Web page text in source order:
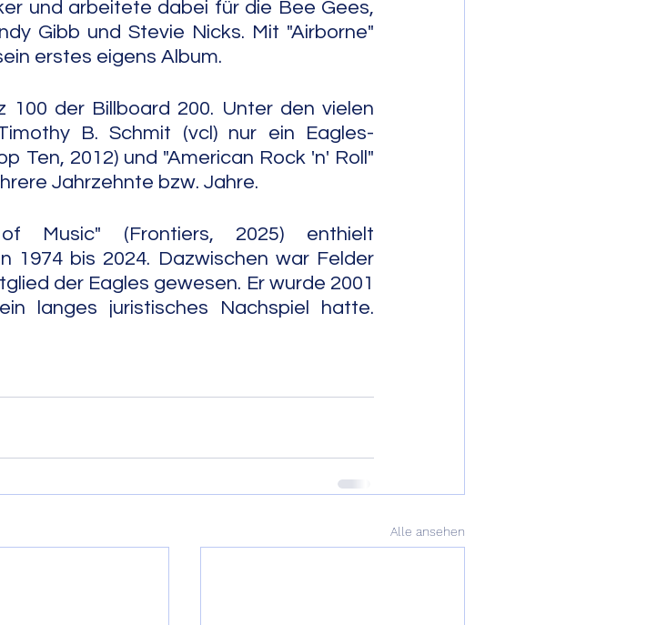
und arbeitete dabei für die Bee Gees,
Gibb und Stevie Nicks. Mit "Airborne"
erstes eigens Album.
der Billboard 200. Unter den vielen
B. Schmit (vcl) nur ein Eagles-
Ten, 2012) und "American Rock 'n' Roll"
Jahrzehnte bzw. Jahre.
(Frontiers, 2025) enthielt
1974 bis 2024. Dazwischen war Felder
der Eagles gewesen. Er wurde 2001
langes juristisches Nachspiel hatte.
Alle ansehen